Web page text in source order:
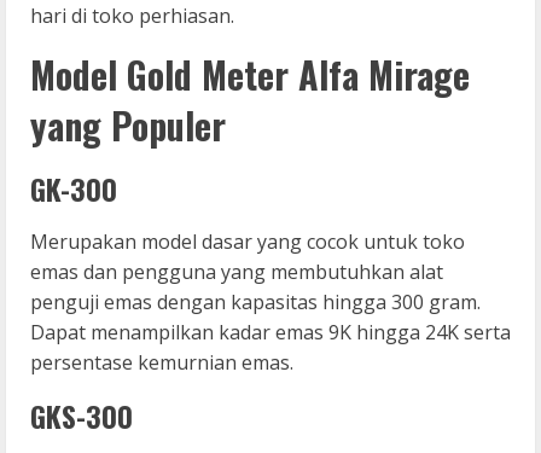
hari di toko perhiasan.
Model Gold Meter Alfa Mirage
yang Populer
GK-300
Merupakan model dasar yang cocok untuk toko
emas dan pengguna yang membutuhkan alat
penguji emas dengan kapasitas hingga 300 gram.
Dapat menampilkan kadar emas 9K hingga 24K serta
persentase kemurnian emas.
GKS-300